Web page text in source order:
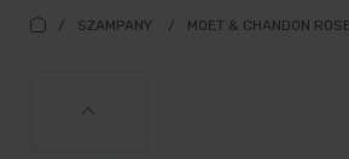
/ SZAMPANY / MOET & CHANDON